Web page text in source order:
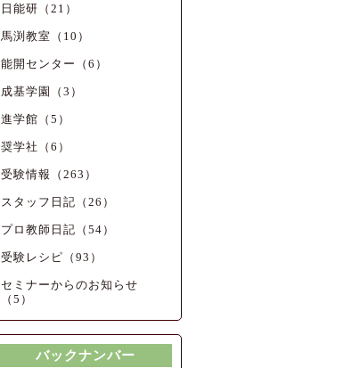
日能研（21）
馬渕教室（10）
能開センター（6）
成基学園（3）
進学館（5）
奨学社（6）
受験情報（263）
スタッフ日記（26）
プロ教師日記（54）
受験レシピ（93）
セミナーからのお知らせ
（5）
バックナンバー